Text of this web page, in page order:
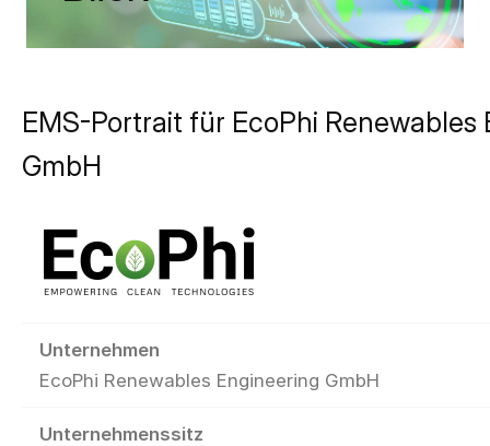
EMS-Portrait für EcoPhi Renewables
GmbH
Unternehmen
EcoPhi Renewables Engineering GmbH
Unternehmenssitz